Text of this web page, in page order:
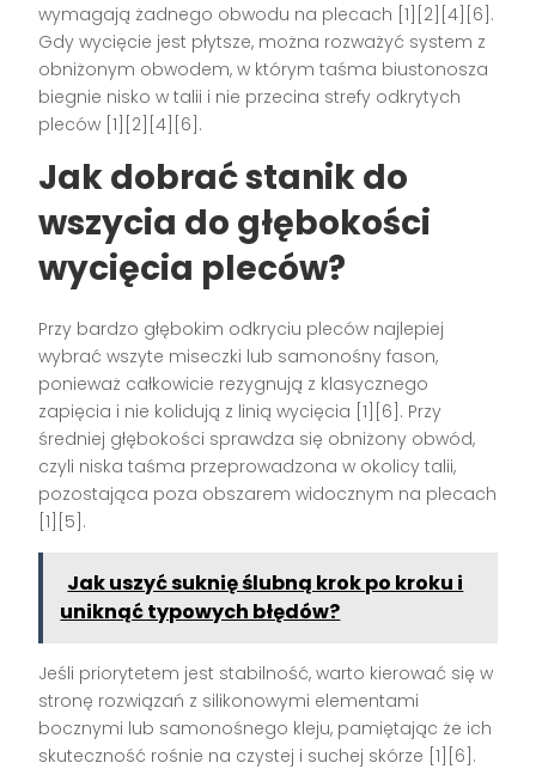
wymagają żadnego obwodu na plecach [1][2][4][6].
Gdy wycięcie jest płytsze, można rozważyć system z
obniżonym obwodem, w którym taśma biustonosza
biegnie nisko w talii i nie przecina strefy odkrytych
pleców [1][2][4][6].
Jak dobrać stanik do
wszycia do głębokości
wycięcia pleców?
Przy bardzo głębokim odkryciu pleców najlepiej
wybrać wszyte miseczki lub samonośny fason,
ponieważ całkowicie rezygnują z klasycznego
zapięcia i nie kolidują z linią wycięcia [1][6]. Przy
średniej głębokości sprawdza się obniżony obwód,
czyli niska taśma przeprowadzona w okolicy talii,
pozostająca poza obszarem widocznym na plecach
[1][5].
Jak uszyć suknię ślubną krok po kroku i
uniknąć typowych błędów?
Jeśli priorytetem jest stabilność, warto kierować się w
stronę rozwiązań z silikonowymi elementami
bocznymi lub samonośnego kleju, pamiętając że ich
skuteczność rośnie na czystej i suchej skórze [1][6].